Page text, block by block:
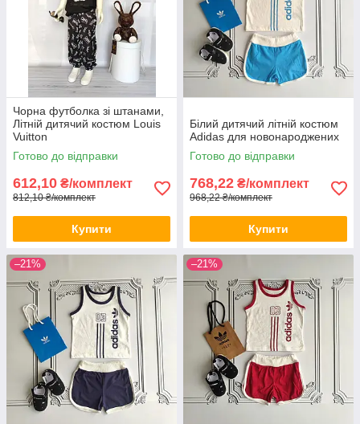
Чорна футболка зі штанами,
Літній дитячий костюм Louis
Vuitton
Готово до відправки
612,10 ₴/комплект
812,10 ₴/комплект
Купити
Білий дитячий літній костюм
Adidas для новонароджених
Готово до відправки
768,22 ₴/комплект
968,22 ₴/комплект
Купити
–21% –21%